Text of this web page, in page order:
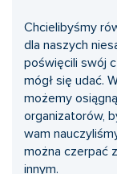
Chcielibyśmy
dla naszych
poświęcili swój
mógł się udać.
możemy
organizatorów,
wam
można czerpać
innym.